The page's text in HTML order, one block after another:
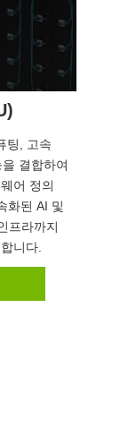
팅, 고속
결합하여
어 정의
화된 AI 및
프라까지
니다.